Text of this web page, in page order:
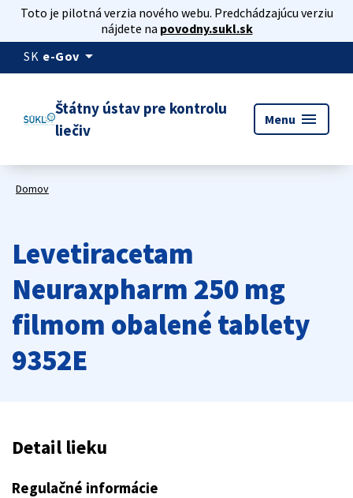
Toto je pilotná verzia nového webu. Predchádzajúcu verziu
nájdete na povodny.sukl.sk
SK e-Gov arrow_drop_down
Štátny ústav pre kontrolu
liečiv
Menu menu
Domov
Levetiracetam
Neuraxpharm 250 mg
filmom obalené tablety
9352E
Detail lieku
Regulačné informácie